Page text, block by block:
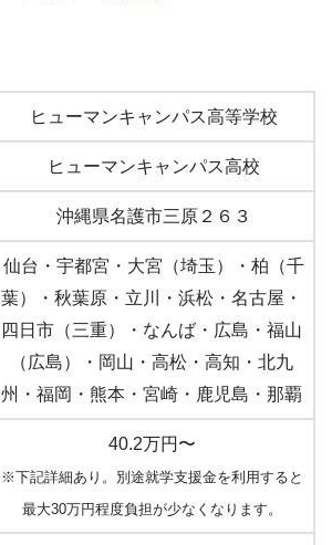
ヒューマンキャンパス高等学校
ヒューマンキャンパス高校
沖縄県名護市三原２６３
仙台・宇都宮・大宮（埼玉）・柏（千
葉）・秋葉原・立川・浜松・名古屋・
四日市（三重）・なんば・広島・福山
（広島）・岡山・高松・高知・北九
州・福岡・熊本・宮崎・鹿児島・那覇
40.2万円〜
※下記詳細あり。別途就学支援金を利用すると
最大30万円程度負担が少なくなります。